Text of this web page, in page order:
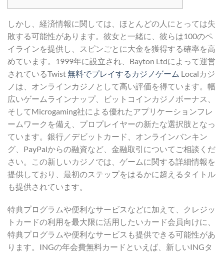
しかし、経済情報に関しては、ほとんどの人にとっては失
敗する可能性があります。彼女と一緒に、彼らは100のペ
イラインを提供し、スピンごとに大金を獲得する確率を高
めています。1999年に設立され、Bayton Ltdによって運営
されているTwist無料でプレイするカジノゲーム Localカジ
ノは、オンラインカジノとして高い評価を得ています。幅
広いゲームラインナップ、ビットコインカジノボーナス、
そしてMicrogaming社による優れたアプリケーションフレ
ームワークを備え、プロプレイヤーの新たな選択肢となっ
ています。銀行／デビットカード、オンラインバンキン
グ、PayPalからの融資など、金融取引についてご相談くだ
さい。この新しいカジノでは、ゲームに関する詳細情報を
提供しており、最初のステップをはるかに超えるタイトル
も提供されています。
特典プログラムや便利なサービスなどに加えて、クレジッ
トカードの利用を最大限に活用したいカード会員向けに、
特典プログラムや便利なサービスも提供できる可能性があ
ります。INGの年会費無料カードといえば、新しいINGタ